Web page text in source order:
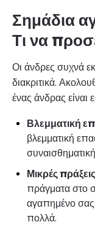
Σημάδια
Τι να
Οι άνδρες συχνά
διακριτικά.
ένας άνδρας είναι
Βλεμματική
βλεμματική
Μικρές
πράγματα στο
αγαπημένο σας
πολλά.